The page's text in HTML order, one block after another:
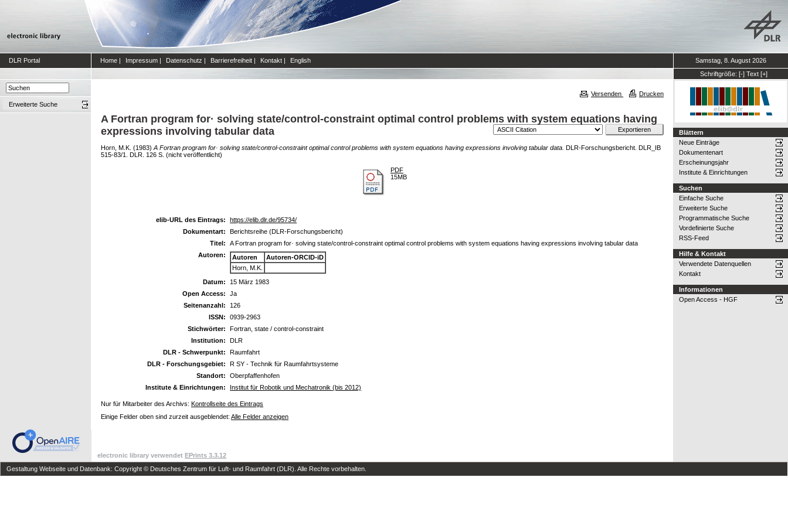
DLR Portal Home | Impressum | Datenschutz | Barrierefreiheit | Kontakt | English
Samstag, 8. August 2026
Schriftgröße: [-] Text [+]
Erweiterte Suche
Versenden Drucken
A Fortran program for· solving state/control-constraint optimal control problems with system equations having
expressions involving tabular data
Horn, M.K. (1983) A Fortran program for· solving state/control-constraint optimal control problems with system equations having expressions involving tabular data. DLR-Forschungsbericht. DLR_IB
515-83/1. DLR. 126 S. (nicht veröffentlicht)
PDF
15MB
elib-URL des Eintrags:
https://elib.dlr.de/95734/
Dokumentart:
Berichtsreihe (DLR-Forschungsbericht)
Titel:
A Fortran program for· solving state/control-constraint optimal control problems with system equations having expressions involving tabular data
Autoren:
Autoren
Autoren-ORCID-iD
Horn, M.K.
Datum:
15 März 1983
Open Access:
Ja
Seitenanzahl:
126
ISSN:
0939-2963
Stichwörter:
Fortran, state / control-constraint
Institution:
DLR
DLR - Schwerpunkt:
Raumfahrt
DLR - Forschungsgebiet:
R SY - Technik für Raumfahrtsysteme
Standort:
Oberpfaffenhofen
Institute & Einrichtungen:
Institut für Robotik und Mechatronik (bis 2012)
Nur für Mitarbeiter des Archivs: Kontrollseite des Eintrags
Einige Felder oben sind zurzeit ausgeblendet: Alle Felder anzeigen
Blättern
Neue Einträge
Dokumentenart
Erscheinungsjahr
Institute & Einrichtungen
Suchen
Einfache Suche
Erweiterte Suche
Programmatische Suche
Vordefinierte Suche
RSS-Feed
Hilfe & Kontakt
Verwendete Datenquellen
Kontakt
Informationen
Open Access - HGF
electronic library verwendet EPrints 3.3.12
Gestaltung Webseite und Datenbank: Copyright © Deutsches Zentrum für Luft- und Raumfahrt (DLR). Alle Rechte vorbehalten.